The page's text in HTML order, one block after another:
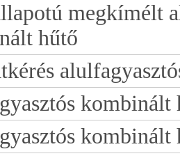
megkímélt
hűtő
kombinált
kombinált